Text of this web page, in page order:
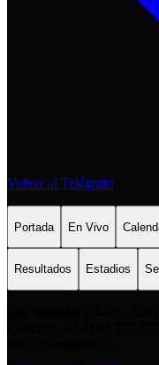
Volver al Telégrafo
Portada En Vivo
Resultados Estadios